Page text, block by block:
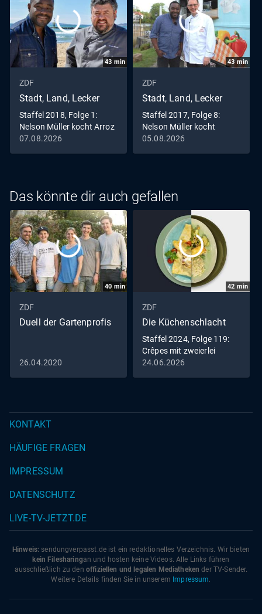
43 min
ZDF
Stadt, Land, Lecker
Staffel 2018, Folge 1:
Nelson Müller kocht Arroz
brut & Frito Mallorquin
07.08.2026
43min
ZDF
Stadt, Land, Lecker
Staffel 2017, Folge 8:
Nelson Müller kocht
Entenkeule
05.08.2026
Das könnte dir auch gefallen
40 min
ZDF
Duell der Gartenprofis
26.04.2020
42 min
ZDF
Die Küchenschlacht
Staffel 2024, Folge 119:
Crêpes mit zweierlei
Füllung vs. Zitrus-
24.06.2026
KONTAKT
HÄUFIGE FRAGEN
IMPRESSUM
DATENSCHUTZ
LIVE-TV-JETZT.DE
Hinweis: sendungverpasst.de ist ein redaktionelles Verzeichnis. Wir bieten
kein Filesharingan und hosten keine Videos. Alle Links führen
ausschließlich zu den offiziellen und legalen Mediatheken der TV-Sender.
Weitere Details finden Sie in unserem Impressum.